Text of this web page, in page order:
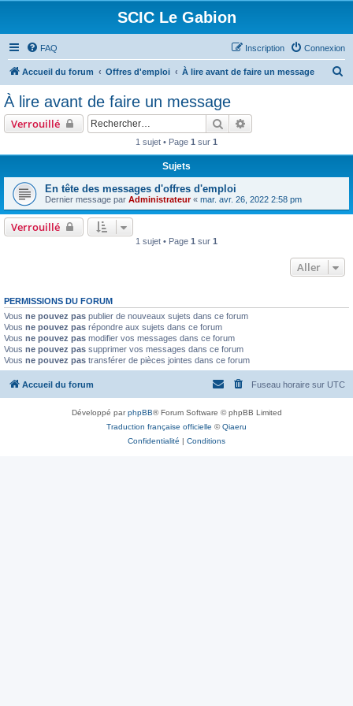
SCIC Le Gabion
FAQ Connexion
Inscription
Accueil du forum Offres d'emploi À lire avant de faire un message
À lire avant de faire un message
Verrouillé Rechercher
1 sujet • Page 1 sur 1
Sujets
En tête des messages d'offres d'emploi
Dernier message par Administrateur« mar. avr. 26, 2022 2:58 pm
Verrouillé
1 sujet • Page 1 sur 1
Aller
PERMISSIONS DU FORUM
Vous ne pouvez pas publier de nouveaux sujets dans ce forum
Vous ne pouvez pas répondre aux sujets dans ce forum
Vous ne pouvez pas modifier vos messages dans ce forum
Vous ne pouvez pas supprimer vos messages dans ce forum
Vous ne pouvez pas transférer de pièces jointes dans ce forum
Accueil du forum Fuseau horaire sur UTC
Développé parphpBB® Forum Software © phpBB Limited
Traduction française officielle ©Qiaeru
Confidentialité | Conditions